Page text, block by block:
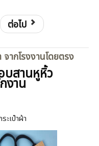
ต่อไป
ากโรงงานโดยตรง
บสานหูหิ้ว
งาน
ะเป๋าผ้า